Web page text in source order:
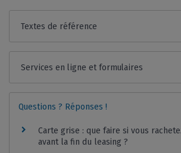
Textes de référence
Services en ligne et formulaires
Questions ? Réponses !
Carte grise : que faire si vous
avant la fin du leasing ?